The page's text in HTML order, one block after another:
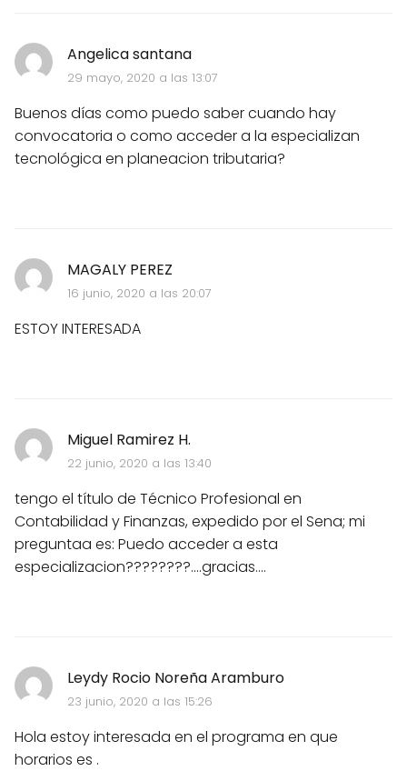
Angelica santana
29 mayo, 2020 a las 13:07
Buenos días como puedo saber cuando hay
convocatoria o como acceder a la especializan
tecnológica en planeacion tributaria?
MAGALY PEREZ
16 junio, 2020 a las 20:07
ESTOY INTERESADA
Miguel Ramirez H.
22 junio, 2020 a las 13:40
tengo el título de Técnico Profesional en
Contabilidad y Finanzas, expedido por el Sena; mi
preguntaa es: Puedo acceder a esta
especializacion????????....gracias....
Leydy Rocio Noreña Aramburo
23 junio, 2020 a las 15:26
Hola estoy interesada en el programa en que
horarios es .